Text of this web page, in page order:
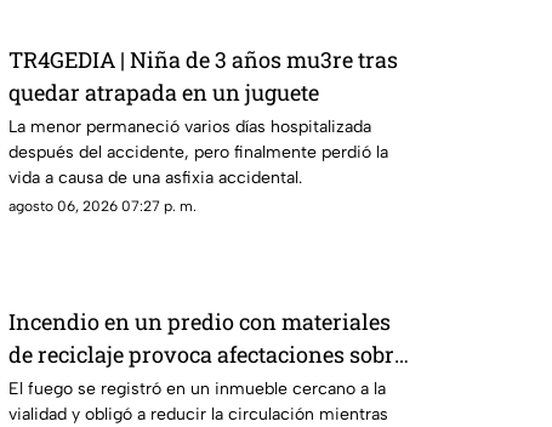
TR4GEDIA | Niña de 3 años mu3re tras
quedar atrapada en un juguete
La menor permaneció varios días hospitalizada
después del accidente, pero finalmente perdió la
vida a causa de una asfixia accidental.
agosto 06, 2026 07:27 p. m.
Incendio en un predio con materiales
de reciclaje provoca afectaciones sobre
la carretera 57
El fuego se registró en un inmueble cercano a la
vialidad y obligó a reducir la circulación mientras